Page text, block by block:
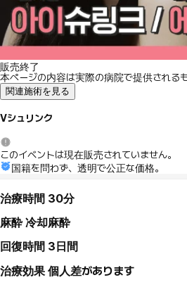
販売終了
本ページの内容は実際の病院で提供される
関連施術を見る
Vシュリンク
このイベントは現在販売されていません。
国籍を問わず、透明で公正な価格。
治療時間 30分
麻酔 冷却麻酔
回復時間 3日間
治療効果 個人差があります